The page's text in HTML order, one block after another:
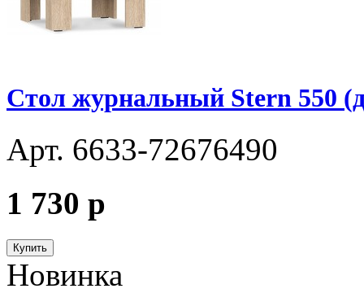
Стол журнальный Stern 550
Арт. 6633-72676490
1 730 p
Купить
Новинка